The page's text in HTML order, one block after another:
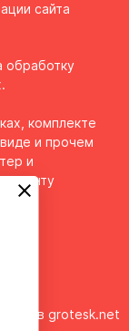
сайта
обработку
комплекте
и прочем
и
в grotesk.net